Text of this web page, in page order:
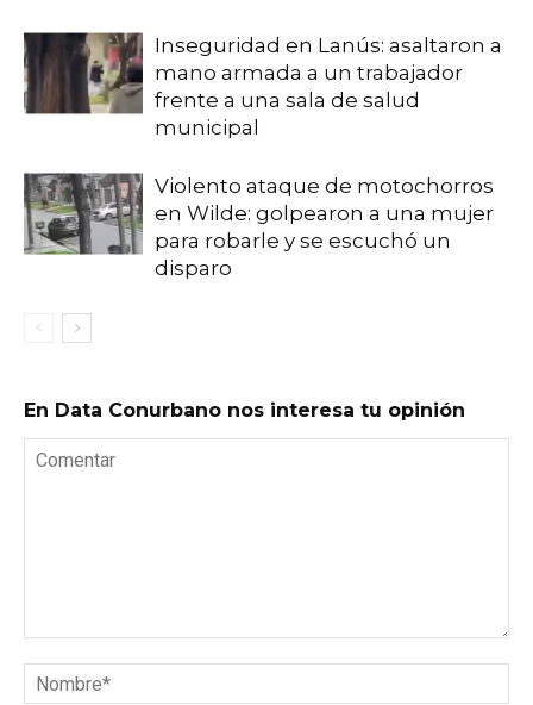
Inseguridad en Lanús: asaltaron a
mano armada a un trabajador
frente a una sala de salud
municipal
Violento ataque de motochorros
en Wilde: golpearon a una mujer
para robarle y se escuchó un
disparo
En Data Conurbano nos interesa tu opinión